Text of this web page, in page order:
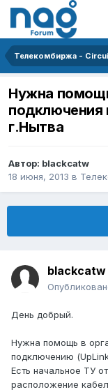
Телекомбиржа -
Нужна
подключения
г.Нытва
Автор: blackcatw
18 июня, 2013 в
blackcatw
День добрый.
Нужна помощь в
подключению
Есть начальное ТУ
расположение